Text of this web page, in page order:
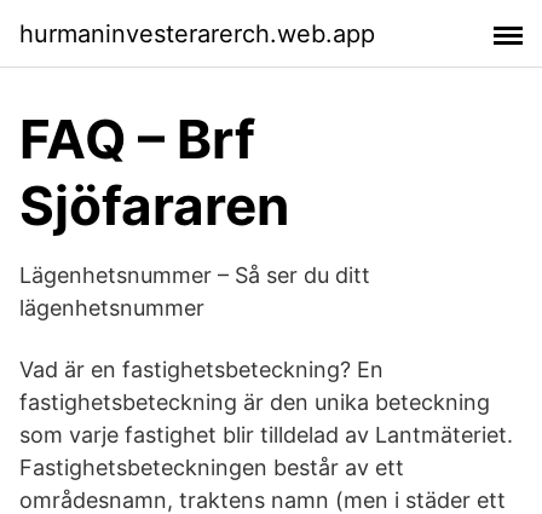
hurmaninvesterarerch.web.app
FAQ – Brf
Sjöfararen
Lägenhetsnummer – Så ser du ditt
lägenhetsnummer
Vad är en fastighetsbeteckning? En
fastighetsbeteckning är den unika beteckning
som varje fastighet blir tilldelad av Lantmäteriet.
Fastighetsbeteckningen består av ett
områdesnamn, traktens namn (men i städer ett